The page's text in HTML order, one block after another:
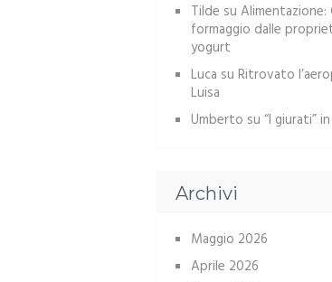
Tilde su Alimentazione:
formaggio dalle
yogurt
Luca su Ritrovato
Luisa
Umberto su “I giurati”
Archivi
Maggio 2026
Aprile 2026